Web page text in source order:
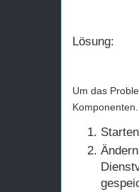
Lösung:
Um das